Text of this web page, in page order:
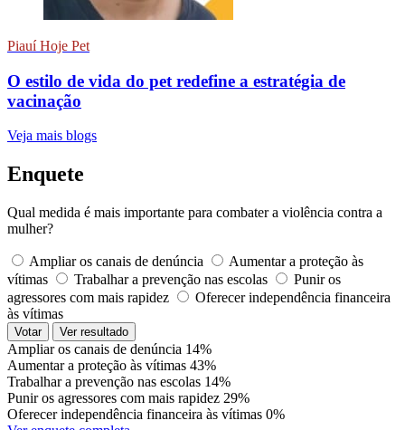
Piauí Hoje Pet
O estilo de vida do pet redefine a estratégia de
vacinação
Veja mais blogs
Enquete
Qual medida é mais importante para combater a violência contra a
mulher?
Ampliar os canais de denúncia
Aumentar a proteção às
vítimas
Trabalhar a prevenção nas escolas
Punir os
agressores com mais rapidez
Oferecer independência financeira
às vítimas
Votar Ver resultado
Ampliar os canais de denúncia 14%
Aumentar a proteção às vítimas 43%
Trabalhar a prevenção nas escolas 14%
Punir os agressores com mais rapidez 29%
Oferecer independência financeira às vítimas 0%